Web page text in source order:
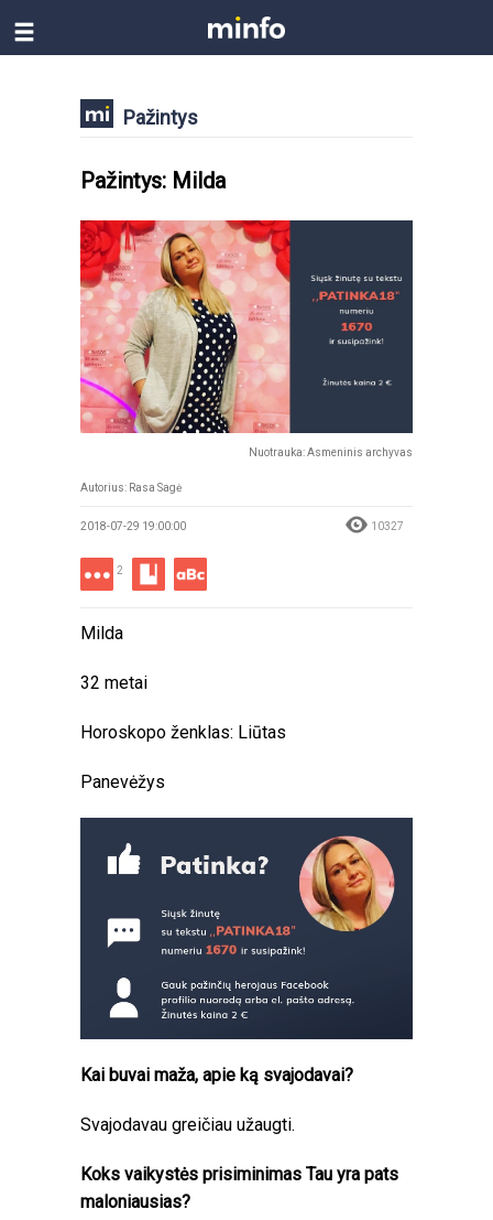
Pažintys
Pažintys: Milda
Nuotrauka: Asmeninis archyvas
Autorius: Rasa Sagė
2018-07-29 19:00:00 10327
2
Milda
32 metai
Horoskopo ženklas: Liūtas
Panevėžys
Kai buvai maža, apie ką svajodavai?
Svajodavau greičiau užaugti.
Koks vaikystės prisiminimas Tau yra pats
maloniausias?